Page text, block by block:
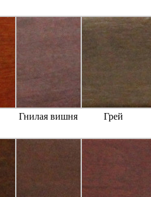
Гнилая вишня Грей